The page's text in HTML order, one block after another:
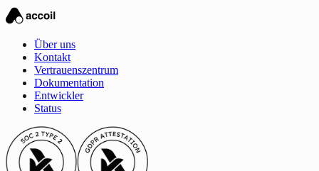
Über uns
Kontakt
Vertrauenszentrum
Dokumentation
Entwickler
Status